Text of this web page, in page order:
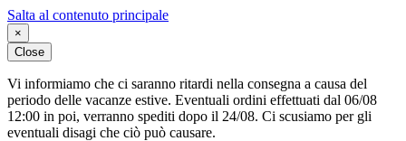
Salta al contenuto principale
×
Close
Vi informiamo che ci saranno ritardi nella consegna a causa del
periodo delle vacanze estive. Eventuali ordini effettuati dal 06/08
12:00 in poi, verranno spediti dopo il 24/08. Ci scusiamo per gli
eventuali disagi che ciò può causare.